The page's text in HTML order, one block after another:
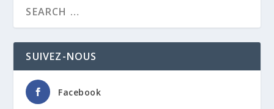
SUIVEZ-NOUS
Facebook